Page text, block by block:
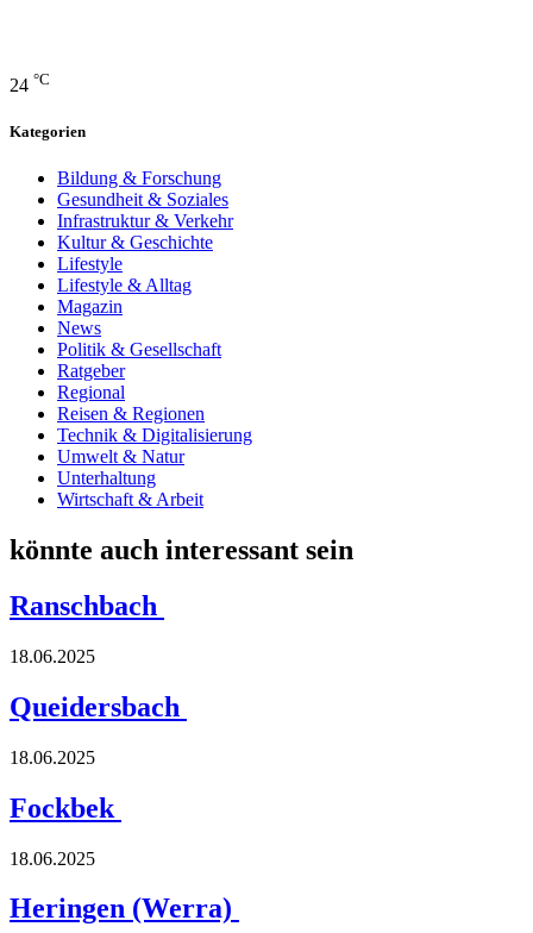
24 °C
Kategorien
Bildung & Forschung
Gesundheit & Soziales
Infrastruktur & Verkehr
Kultur & Geschichte
Lifestyle
Lifestyle & Alltag
Magazin
News
Politik & Gesellschaft
Ratgeber
Regional
Reisen & Regionen
Technik & Digitalisierung
Umwelt & Natur
Unterhaltung
Wirtschaft & Arbeit
könnte auch interessant sein
Ranschbach
18.06.2025
Queidersbach
18.06.2025
Fockbek
18.06.2025
Heringen (Werra)